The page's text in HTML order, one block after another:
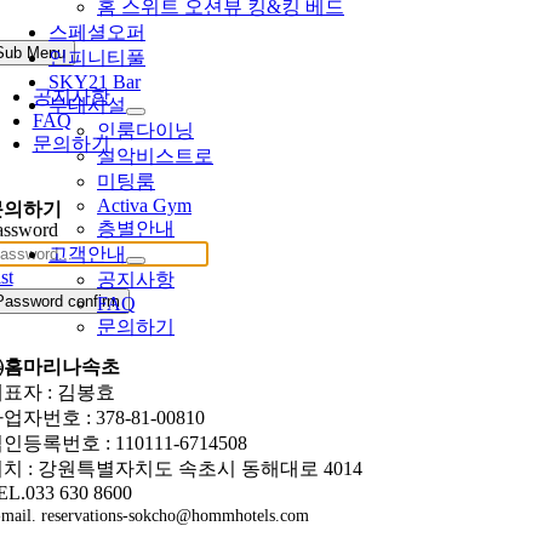
홈 스위트 오션뷰 킹&킹 베드
스페셜오퍼
인피니티풀
SKY21 Bar
부대시설
인룸다이닝
설악비스트로
미팅룸
Activa Gym
층별안내
고객안내
공지사항
FAQ
문의하기
Menu
공지사항
FAQ
문의하기
하기
confirm
마리나속초
자 : 김봉효
자번호 : 378-81-00810
등록번호 : 110111-6714508
: 강원특별자치도 속초시 동해대로 4014
630 8600
reservations-sokcho@hommhotels.com